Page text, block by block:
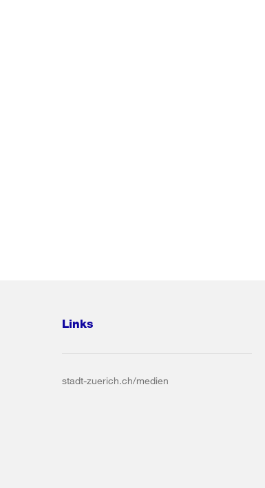
Links
stadt-zuerich.ch/medien